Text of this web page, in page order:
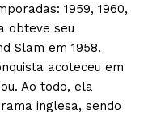
1959, 1960,
obteve seu
Slam em 1958,
acoteceu em
Ao todo, ela
inglesa, sendo